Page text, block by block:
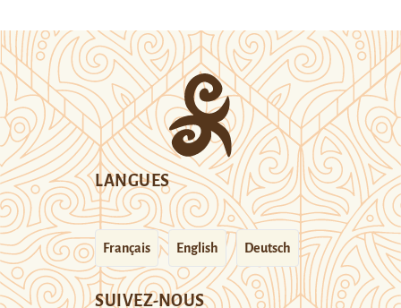
LANGUES
Français English Deutsch
SUIVEZ-NOUS